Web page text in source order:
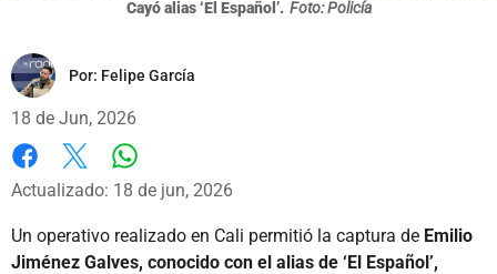
Cayó alias ‘El Español’. Foto: Policía
Por: Felipe García
18 de Jun, 2026
Facebook
X
Actualizado: 18 de jun, 2026
Un operativo realizado en Cali permitió la captura de Emilio
Jiménez Galves, conocido con el alias de ‘El Español’,